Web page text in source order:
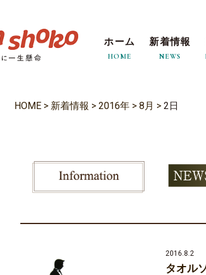
ホーム
HOME
新着情報
NEWS
HOME > 新着情報 > 2016年 > 8月 > 2日
2016.8.2
タオル